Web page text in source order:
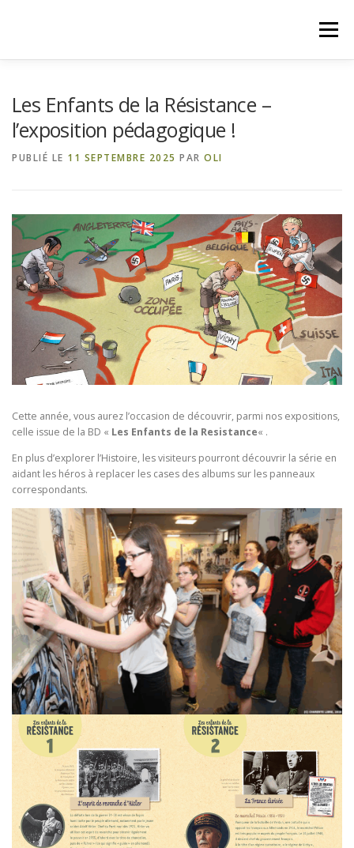
Menu
Les Enfants de la Résistance –
l’exposition pédagogique !
PUBLIÉ LE 11 SEPTEMBRE 2025 PAR OLI
Cette année, vous aurez l’occasion de découvrir, parmi nos expositions,
celle issue de la BD « Les Enfants de la Resistance« .
En plus d’explorer l’Histoire, les visiteurs pourront découvrir la série en
aidant les héros à replacer les cases des albums sur les panneaux
correspondants.